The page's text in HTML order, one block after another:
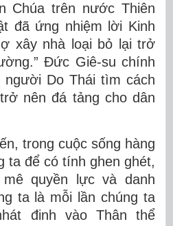
Chúa trên nước Thiên
đã ứng nhiệm lời Kinh
xây nhà loại bỏ lại trở
Đức Giê-su chính
người Do Thái tìm cách
nên đá tảng cho dân
trong cuộc sống hàng
ta để có tính ghen ghét,
quyền lực và danh
ta là mỗi lần chúng ta
đinh vào Thân thể